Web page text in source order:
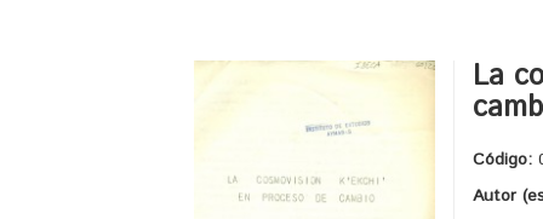
La
Código:
Autor